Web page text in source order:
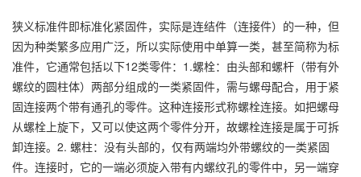
狭义标准件即标准化紧固件，实际是连结件（连接件）的一种，但
因为种类繁多应用广泛，所以实际使用中单算一类，甚至简称为标
准件，它通常包括以下12类零件：1.螺栓：由头部和螺杆（带有外
螺纹的圆柱体）两部分组成的一类紧固件，需与螺母配合，用于紧
固连接两个带有通孔的零件。这种连接形式称螺栓连接。如把螺母
从螺栓上旋下，又可以使这两个零件分开，故螺栓连接是属于可拆
卸连接。2. 螺柱：没有头部的，仅有两端均外带螺纹的一类紧固
件。连接时，它的一端必须旋入带有内螺纹孔的零件中，另一端穿